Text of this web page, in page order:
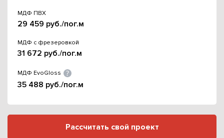
МДФ ПВХ
29 459 руб./пог.м
МДФ с фрезеровкой
31 672 руб./пог.м
МДФ EvoGloss
35 488 руб./пог.м
Рассчитать свой проект